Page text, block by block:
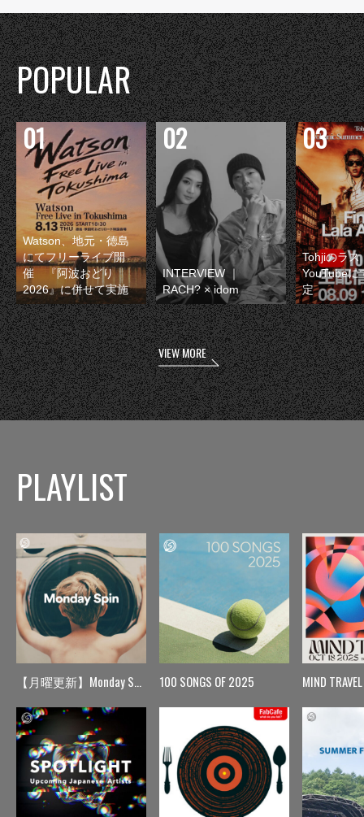
POPULAR
Watson、地元・徳島
にてフリーライブ開
催 『阿波おどり
2026』に併せて実施
INTERVIEW ｜
RACH? × idom
Tohjiのラス
YouTubeに
定
VIEW MORE
PLAYLIST
【月曜更新】Monday Spin 100 SONGS OF 2025 MIND TRAVEL